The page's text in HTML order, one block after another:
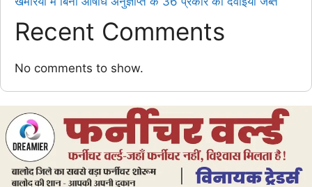
Recent Comments
No comments to show.